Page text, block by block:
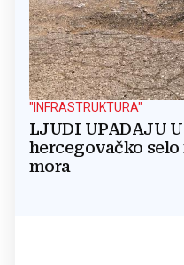
"INFRASTRUKTURA"
LJUDI UPADAJU
hercegovačko
mora